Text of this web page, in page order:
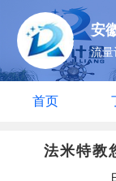
安
流量
首页
法米特教